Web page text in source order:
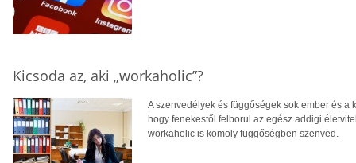
Kicsoda az, aki „workaholic”?
A szenvedélyek és függőségek sok ember és
hogy fenekestől felborul az egész addigi
workaholic is komoly függőségben szenved.